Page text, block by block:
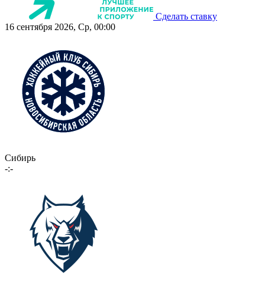
Сделать ставку
16 сентября 2026, Ср, 00:00
Сибирь
-:-